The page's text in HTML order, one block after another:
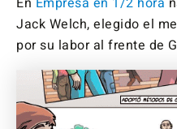
Jack Welch, elegido el
por su labor al frente de